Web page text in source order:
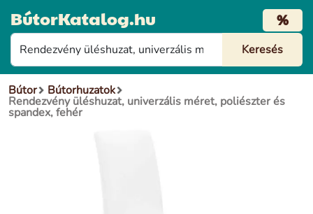
BútorKatalog.hu %
Bútor Bútorhuzatok
Rendezvény üléshuzat, univerzális méret, poliészter és
spandex, fehér